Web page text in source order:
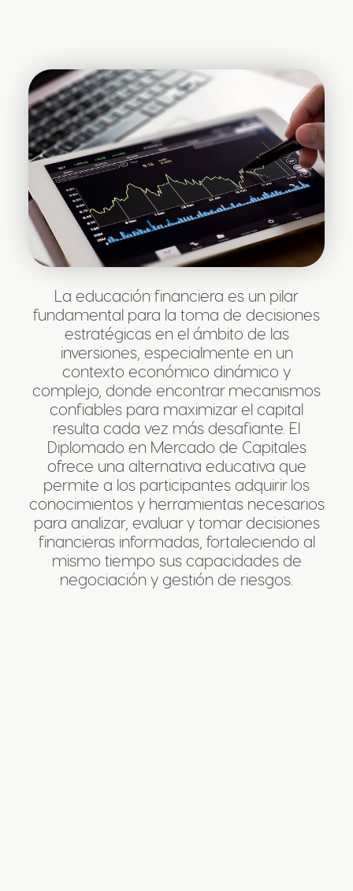
La educación financiera es un pilar
fundamental para la toma de decisiones
estratégicas en el ámbito de las
inversiones, especialmente en un
contexto económico dinámico y
complejo, donde encontrar mecanismos
confiables para maximizar el capital
resulta cada vez más desafiante. El
Diplomado en Mercado de Capitales
ofrece una alternativa educativa que
permite a los participantes adquirir los
conocimientos y herramientas necesarios
para analizar, evaluar y tomar decisiones
financieras informadas, fortaleciendo al
mismo tiempo sus capacidades de
negociación y gestión de riesgos.